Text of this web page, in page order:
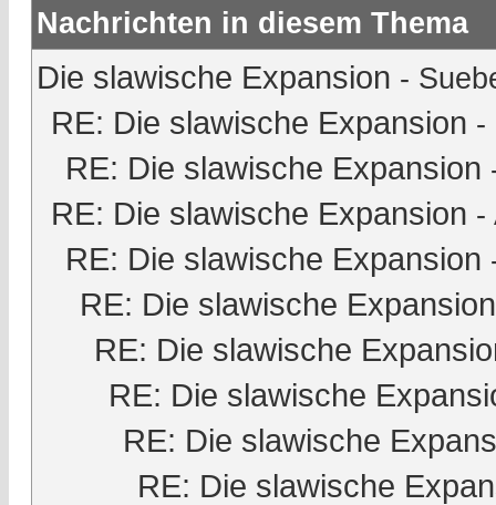
Nachrichten in diesem Thema
Die slawische Expansion -
RE: Die slawische Expansion -
RE: Die slawische Expansion
RE: Die slawische Expansion -
RE: Die slawische Expansion
RE: Die slawische Expansion
RE: Die slawische
RE: Die slawische
RE: Die slawische
RE: Die slawische